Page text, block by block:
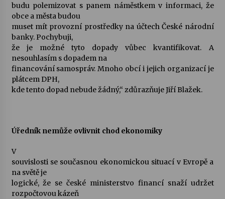
17. 7. 2026
Ozvěny prázdnin
14. 7. 2026
Za kulturou kousek za Humpolec. V Želivě ožije
Varhanní recitál Michala Novenka v Klášteře
3. 7. 2026
Petr Adamec – Malovaný svět
30. 6. 2026
budu polemizovat s panem náměstkem v informaci, že
obce a města budou
muset mít provozní prostředky na účtech České národní
banky. Pochybuji,
že je možné tyto dopady vůbec kvantifikovat. A
nesouhlasím s dopadem na
financování samospráv. Mnoho obcí i jejich organizací je
plátcem DPH,
kde tento dopad nebude žádný,“ zdůrazňuje Jiří Blažek.
Úředník nemůže ovlivnit chod ekonomiky
V
souvislosti se současnou ekonomickou situací v Evropě a
na světě je
logické, že se české ministerstvo financí snaží udržet
rozpočtovou kázeň